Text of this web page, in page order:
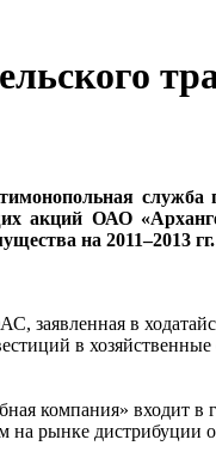
служба
акций ОАО
на 2011–2013 гг.
заявленная в
в хозяйственные
компания» входит в
рынке дистрибуции